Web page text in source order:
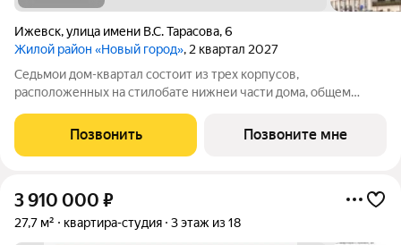
Ижевск,улица имени В.С. Тарасова,6
Жилой район «Новый город», 2 квартал 2027
Седьмои дом-квартал состоит из трех корпусов,
расположенных на стилобате нижнеи части дома, общем
двор, для тех, кто ценит спокоиную атмосферу и моменты с
семьеи. Второи корпус
Позвонить Позвоните мне
3 910 000 ₽
27,7 м² квартира-студия 3 этаж из 18